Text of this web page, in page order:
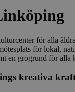
för alla
för lokal,
en grogrund för alla
kreativa